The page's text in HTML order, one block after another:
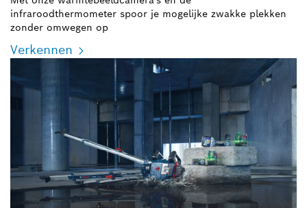
infraroodthermometer spoor je mogelijke zwakke plekken
zonder omwegen op
Verkennen